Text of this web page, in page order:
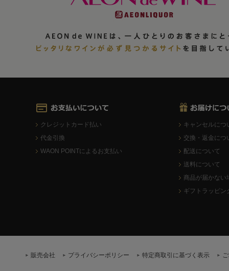
クレジットカード払い
代金引換
WAON POINTによるお支払い
キャンセルにつ
交換・返金につ
配送について
送料について
商品が届かない
ギフトラッピン
販売会社 プライバシーポリシー 特定商取引に基づく表示